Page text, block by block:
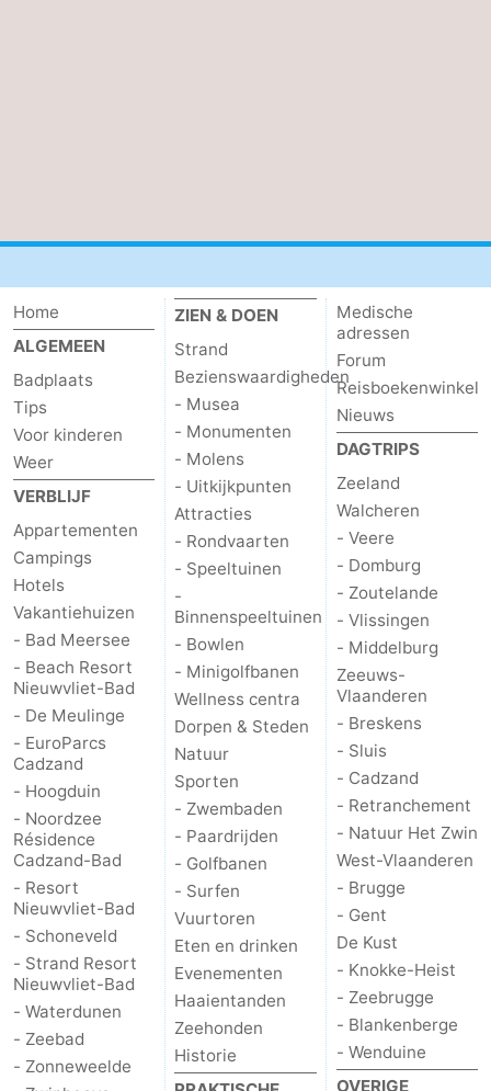
Home
ALGEMEEN
Badplaats
Tips
Voor kinderen
Weer
VERBLIJF
Appartementen
Campings
Hotels
Vakantiehuizen
- Bad Meersee
- Beach Resort
Nieuwvliet-Bad
- De Meulinge
- EuroParcs
Cadzand
- Hoogduin
- Noordzee
Résidence
Cadzand-Bad
- Resort
Nieuwvliet-Bad
- Schoneveld
- Strand Resort
Nieuwvliet-Bad
- Waterdunen
- Zeebad
- Zonneweelde
ZIEN & DOEN
Strand
Bezienswaardigheden
- Musea
- Monumenten
- Molens
- Uitkijkpunten
Attracties
- Rondvaarten
- Speeltuinen
-
Binnenspeeltuinen
- Bowlen
- Minigolfbanen
Wellness centra
Dorpen & Steden
Natuur
Sporten
- Zwembaden
- Paardrijden
- Golfbanen
- Surfen
Vuurtoren
Eten en drinken
Evenementen
Haaientanden
Zeehonden
Historie
Medische
adressen
Forum
Reisboekenwinkel
Nieuws
DAGTRIPS
Zeeland
Walcheren
- Veere
- Domburg
- Zoutelande
- Vlissingen
- Middelburg
Zeeuws-
Vlaanderen
- Breskens
- Sluis
- Cadzand
- Retranchement
- Natuur Het Zwin
West-Vlaanderen
- Brugge
- Gent
De Kust
- Knokke-Heist
- Zeebrugge
- Blankenberge
- Wenduine
OVERIGE